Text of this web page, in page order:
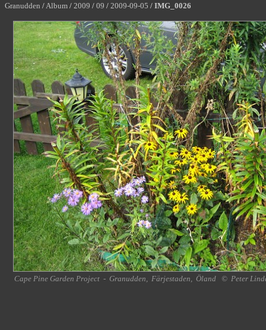
Granudden /Album / 2009 / 09 / 2009-09-05 / IMG_0026
Cape Pine Garden Project - Granudden, Färjestaden, Öland © Peter